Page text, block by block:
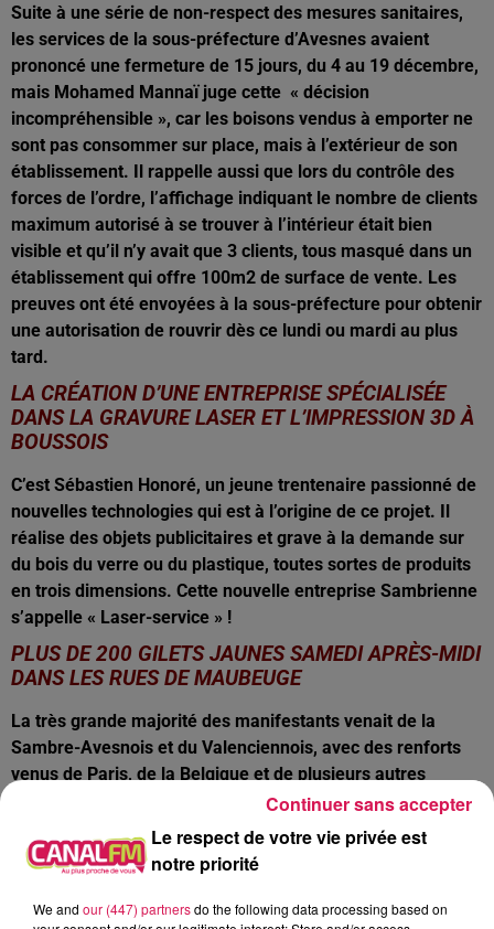
Suite à une série de non-respect des mesures sanitaires,
les services de la sous-préfecture d’Avesnes avaient
prononcé une fermeture de 15 jours, du 4 au 19 décembre,
mais Mohamed Mannaï juge cette « décision
incompréhensible », car les boisons vendus à emporter ne
sont pas consommer sur place, mais à l’extérieur de son
établissement. Il rappelle aussi que lors du contrôle des
forces de l’ordre, l’affichage indiquant le nombre de clients
maximum autorisé à se trouver à l’intérieur était bien
visible et qu’il n’y avait que 3 clients, tous masqué dans un
établissement qui offre 100m2 de surface de vente. Les
preuves ont été envoyées à la sous-préfecture pour obtenir
une autorisation de rouvrir dès ce lundi ou mardi au plus
tard.
LA CRÉATION D’UNE ENTREPRISE SPÉCIALISÉE
DANS LA GRAVURE LASER ET L’IMPRESSION 3D À
BOUSSOIS
C’est Sébastien Honoré, un jeune trentenaire passionné de
nouvelles technologies qui est à l’origine de ce projet. Il
réalise des objets publicitaires et grave à la demande sur
du bois du verre ou du plastique, toutes sortes de produits
en trois dimensions. Cette nouvelle entreprise Sambrienne
s’appelle « Laser-service » !
PLUS DE 200 GILETS JAUNES SAMEDI APRÈS-MIDI
DANS LES RUES DE MAUBEUGE
La très grande majorité des manifestants venait de la
Sambre-Avesnois et du Valenciennois, avec des renforts
venus de Paris, de la Belgique et de plusieurs autres
grandes villes régionales. 2 ans après le lancement de leur
mouvement, leurs revendications n’ont pas changé. Ils
réclament toujours « plus de justice sociale et fiscale ».
« La lutte contre les répressions policières » est aussi
désormais au cœur de leur combat. Les gilets jaunes, tout
Le respect de votre vie privée est
notre priorité
We and our (447) partnersdo the following data processing based on
Continuer sans accepter